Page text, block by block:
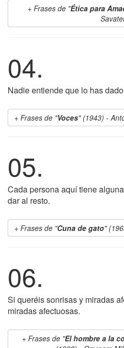
Frases de "Ética para
04.
Nadie entiende que lo has
Frases de "Voces" (1943) -
05.
Cada persona aquí tiene
dar al resto.
Frases de "Cuna de gato"
06.
Si queréis sonrisas y miradas
miradas afectuosas.
Frases de "El hombre a la